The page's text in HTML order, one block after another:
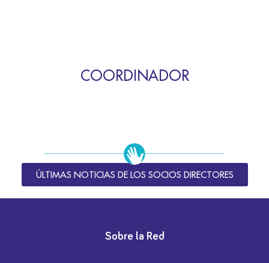
COORDINADOR
ÚLTIMAS NOTICIAS DE LOS SOCIOS DIRECTORES
Sobre la Red